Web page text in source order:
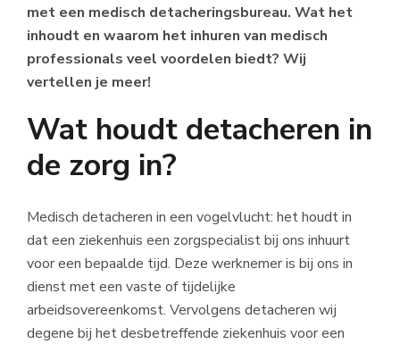
met een medisch detacheringsbureau. Wat het
inhoudt en waarom het inhuren van medisch
professionals veel voordelen biedt? Wij
vertellen je meer!
Wat houdt detacheren in
de zorg in?
Medisch detacheren in een vogelvlucht: het houdt in
dat een ziekenhuis een zorgspecialist bij ons inhuurt
voor een bepaalde tijd. Deze werknemer is bij ons in
dienst met een vaste of tijdelijke
arbeidsovereenkomst. Vervolgens detacheren wij
degene bij het desbetreffende ziekenhuis voor een